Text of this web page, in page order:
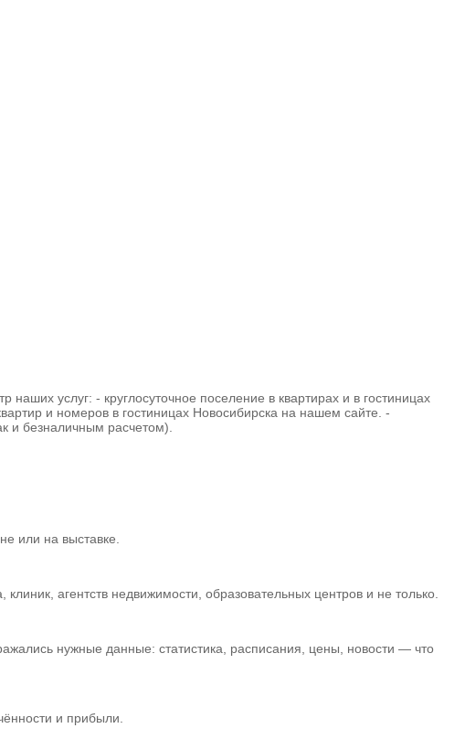
услуг: - круглосуточное поселение в квартирах и в гостиницах
и номеров в гостиницах Новосибирска на нашем сайте. -
и безналичным расчетом).
или на выставке.
агентств недвижимости, образовательных центров и не только.
нужные данные: статистика, расписания, цены, новости — что
и прибыли.